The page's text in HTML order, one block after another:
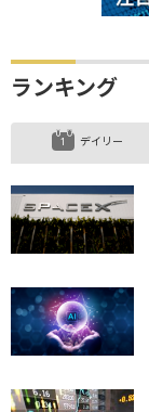
ランキング
デイリー